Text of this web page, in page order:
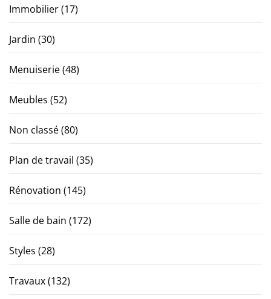
Immobilier(17)
Jardin (30)
Menuiserie(48)
Meubles (52)
Non classé(80)
Plan de travail (35)
Rénovation (145)
Salle de bain (172)
Styles (28)
Travaux(132)